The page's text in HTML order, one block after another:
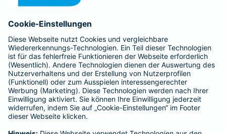
Barmenia ist Teil der BarmeniaGothaer
BELIEBTE SEITEN
Kranken-Zusatzversicherung
Tierversicherungen
Haftpflichtversicherung
Hausratversicherung